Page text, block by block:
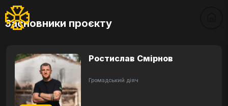
Засновники проєкту
Ростислав Смірнов
Громадський діяч